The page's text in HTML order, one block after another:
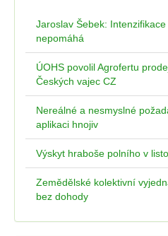
Jaroslav Šebek:
nepomáhá
ÚOHS povolil Agrofertu
Českých vajec CZ
Nereálné a nesmyslné
aplikaci hnojiv
Výskyt hraboše polního v
Zemědělské kolektivní
bez dohody